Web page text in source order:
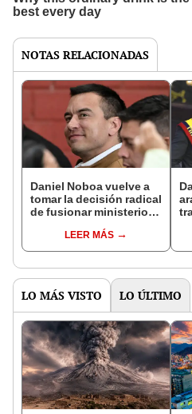
NOTAS RELACIONADAS
Daniel Noboa vuelve a
tomar la decisión radical
de fusionar ministerios
Gobierno de Ecuador
LEER MÁS
LO MÁS VISTO LO ÚLTIMO